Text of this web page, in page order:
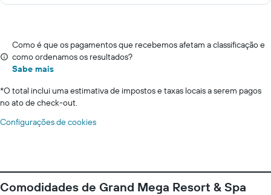
Como é que os pagamentos que recebemos afetam a classificação e
como ordenamos os resultados?
Sabe mais
*O total inclui uma estimativa de impostos e taxas locais a serem pagos
no ato de check-out.
Configurações de cookies
Comodidades de Grand Mega Resort & Spa